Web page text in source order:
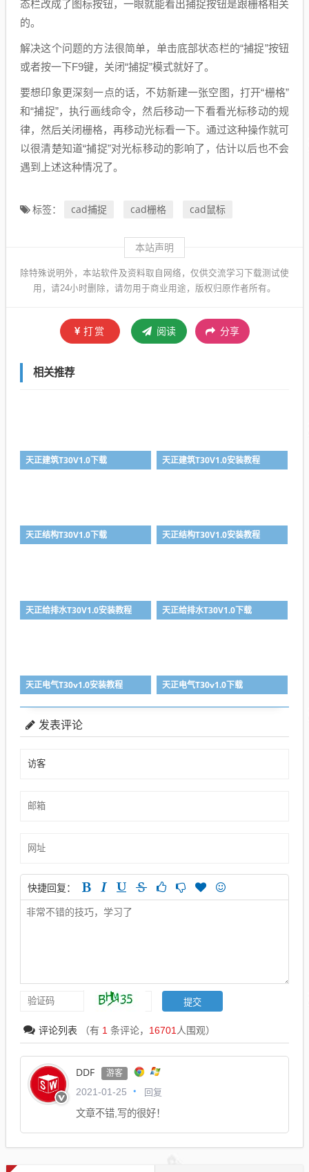
态栏改成了图标按钮，一眼就能看出捕捉按钮是跟栅格相关
的。
解决这个问题的方法很简单，单击底部状态栏的“捕捉”按钮
或者按一下F9键，关闭“捕捉”模式就好了。
要想印象更深刻一点的话，不妨新建一张空图，打开“栅格”
和“捕捉”，执行画线命令，然后移动一下看看光标移动的规
律，然后关闭栅格，再移动光标看一下。通过这种操作就可
以很清楚知道“捕捉”对光标移动的影响了，估计以后也不会
遇到上述这种情况了。
标签： cad捕捉 cad栅格 cad鼠标
本站声明
除特殊说明外，本站软件及资料取自网络，仅供交流学习下载测试使
用，请24小时删除，请勿用于商业用途，版权归原作者所有。
打赏 阅读 分享
相关推荐
天正建筑T30V1.0下载 天正建筑T30V1.0安装教程
天正结构T30V1.0下载 天正结构T30V1.0安装教程
天正给排水T30V1.0安装教程 天正给排水T30V1.0下载
天正电气T30v1.0安装教程 天正电气T30v1.0下载
发表评论
快捷回复：
评论列表 （有 1 条评论， 16701 人围观）
DDF 游客
2021-01-25 回复
文章不错,写的很好！